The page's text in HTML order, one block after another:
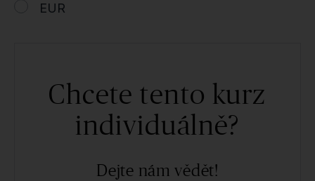
EUR
Chcete tento kurz
individuálně?
Dejte nám vědět!